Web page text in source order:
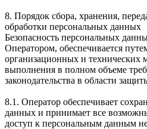
8. Порядок сбора, хранения,
обработки персональных данных
Безопасность персональных
Оператором, обеспечивается
организационных и технических
выполнения в полном объеме
законодательства в области
8.1. Оператор обеспечивает
данных и принимает все
доступ к персональным данным